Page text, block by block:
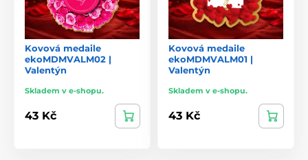
Kovová medaile
ekoMDMVALM02 |
Valentýn
Skladem v e-shopu.
43 Kč
Kovová medaile
ekoMDMVALM01 |
Valentýn
Skladem v e-shopu.
43 Kč